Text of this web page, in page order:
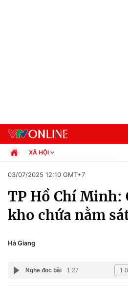
Chuyên mục
Chính trị
Xã hội
XÃ HỘI
Xã hội
Pháp luật
Thể thao
Văn hóa - Giải trí
Đời sống
03/07/2025 12:10 GMT+7
TP Hồ Chí Minh:
kho chứa nằm
Hà Giang
Nghe đọc bài 1:27